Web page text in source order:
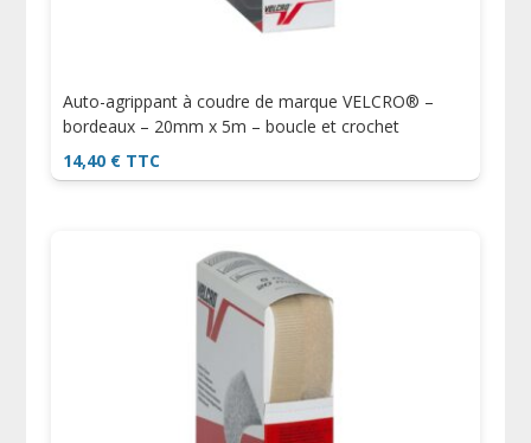
Auto-agrippant à coudre de marque VELCRO® –
bordeaux – 20mm x 5m – boucle et crochet
14,40 € TTC